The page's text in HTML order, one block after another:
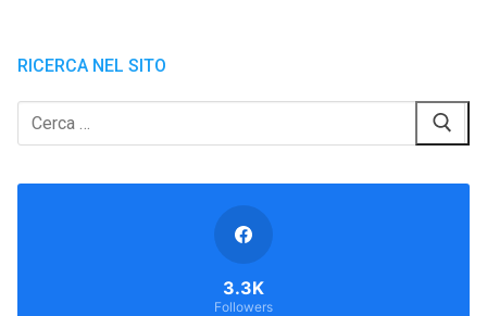
RICERCA NEL SITO
Cerca:
3.3K
Followers